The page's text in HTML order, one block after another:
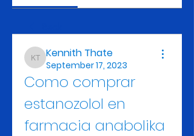
Kennith Thate
Kennith Thate
September 17, 2023
Como comprar
estanozolol en
farmacia anabolika